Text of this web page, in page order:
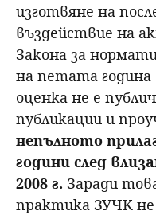
изготвяне на
въздействие на
Закона за
на петата година
оценка не е
публикации и
непълното
години след
2008 г. Заради
практика ЗУЧК